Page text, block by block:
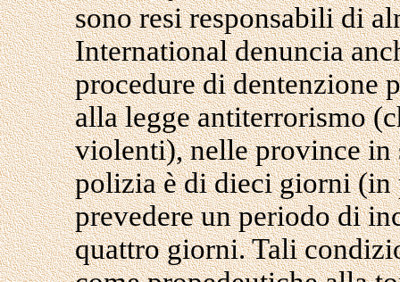
sono resi responsabili di
International denuncia
procedure di dentenzione
alla legge antiterrorismo
violenti), nelle province in
polizia è di dieci giorni (in
prevedere un periodo di
quattro giorni. Tali